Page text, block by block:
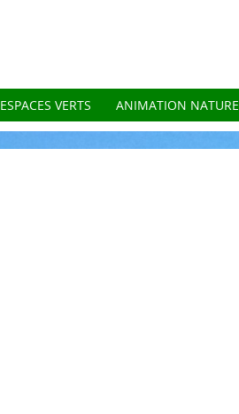
ESPACES VERTS ANIMATION NATURE